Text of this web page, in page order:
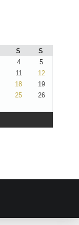
S
S
4
5
11
12
18
19
25
26